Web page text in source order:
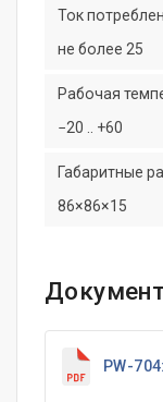
Ток
не более 25
Рабочая
−20 .. +60
Габаритные
86×86×15
PW-